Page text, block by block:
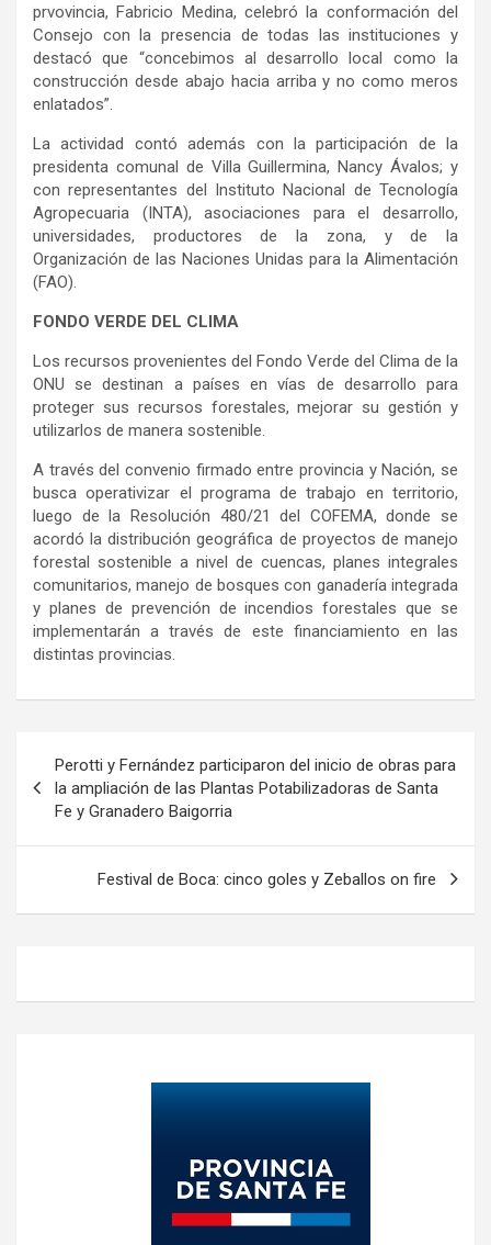
prvovincia, Fabricio Medina, celebró la conformación del
Consejo con la presencia de todas las instituciones y
destacó que “concebimos al desarrollo local como la
construcción desde abajo hacia arriba y no como meros
enlatados”.
La actividad contó además con la participación de la
presidenta comunal de Villa Guillermina, Nancy Ávalos; y
con representantes del Instituto Nacional de Tecnología
Agropecuaria (INTA), asociaciones para el desarrollo,
universidades, productores de la zona, y de la
Organización de las Naciones Unidas para la Alimentación
(FAO).
FONDO VERDE DEL CLIMA
Los recursos provenientes del Fondo Verde del Clima de la
ONU se destinan a países en vías de desarrollo para
proteger sus recursos forestales, mejorar su gestión y
utilizarlos de manera sostenible.
A través del convenio firmado entre provincia y Nación, se
busca operativizar el programa de trabajo en territorio,
luego de la Resolución 480/21 del COFEMA, donde se
acordó la distribución geográfica de proyectos de manejo
forestal sostenible a nivel de cuencas, planes integrales
comunitarios, manejo de bosques con ganadería integrada
y planes de prevención de incendios forestales que se
implementarán a través de este financiamiento en las
distintas provincias.
de
entradas
Perotti y Fernández participaron del inicio de obras para
la ampliación de las Plantas Potabilizadoras de Santa
Fe y Granadero Baigorria
Festival de Boca: cinco goles y Zeballos on fire